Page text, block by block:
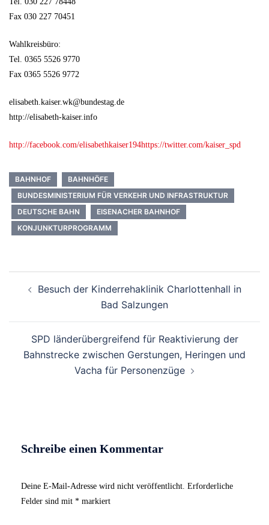
Fax 030 227 70451
Wahlkreisbüro:
Tel. 0365 5526 9770
Fax 0365 5526 9772
elisabeth.kaiser.wk@bundestag.de
http://elisabeth-kaiser.info
http://facebook.com/elisabethkaiser194https://twitter.com/kaiser_spd
BAHNHOF
BAHNHÖFE
BUNDESMINISTERIUM FÜR VERKEHR UND INFRASTRUKTUR
DEUTSCHE BAHN
EISENACHER BAHNHOF
KONJUNKTURPROGRAMM
Navigation
Besuch der Kinderrehaklinik Charlottenhall in
Bad Salzungen
SPD länderübergreifend für Reaktivierung der
Bahnstrecke zwischen Gerstungen, Heringen und
Vacha für Personenzüge
Schreibe einen Kommentar
Deine E-Mail-Adresse wird nicht veröffentlicht. Erforderliche
Felder sind mit * markiert